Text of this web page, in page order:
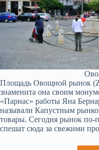
Площадь Овощной рынок
знаменита она своим
«Парнас» работы Яна
называли Капустным
товары. Сегодня рынок по-
спешат сюда за свежими